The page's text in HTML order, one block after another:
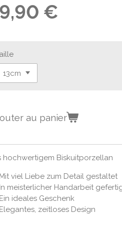
€
au panier
hochwertigem Biskuitporzellan
Mit viel Liebe zum Detail gestaltet
In meisterlicher Handarbeit
Ein ideales Geschenk
Elegantes, zeitloses Design